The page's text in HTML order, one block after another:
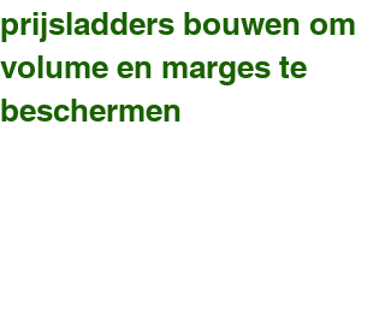
prijsladders bouwen om
volume en marges te
beschermen